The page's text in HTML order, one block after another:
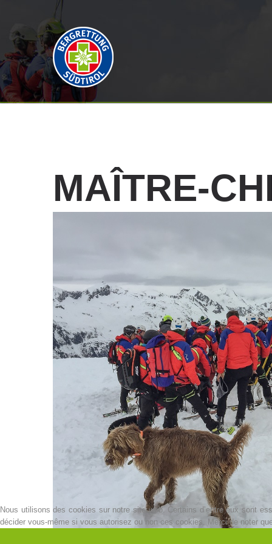
MAÎTRE-
Nous utilisons des cookies sur notre site web. Certains d’entre eux sont
décider vous-même si vous autorisez ou non ces cookies. Merci de noter